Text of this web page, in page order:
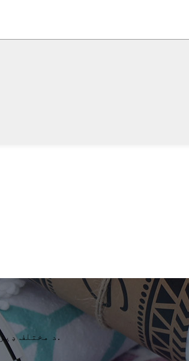
د مختلف ډیزاینونو او اړتیاو پوره کولو لپاره د ګنډلو ، چاپ کولو ، جاکوارډ او مختلف ټیکنالوژۍ کارول.